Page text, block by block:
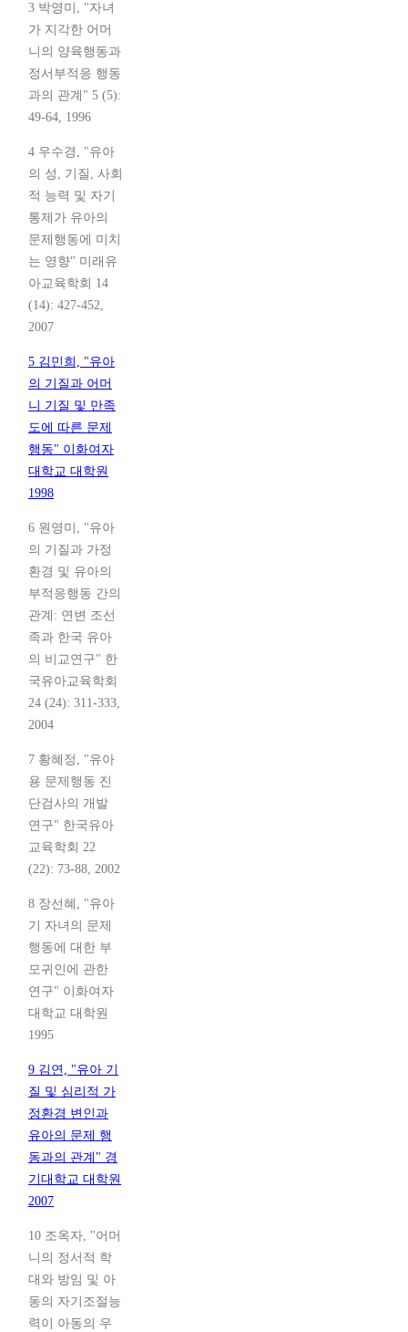
3 박영미, "자녀
가 지각한 어머
니의 양육행동과
정서부적응 행동
과의 관계" 5 (5):
49-64, 1996
4 우수경, "유아
의 성, 기질, 사회
적 능력 및 자기
통제가 유아의
문제행동에 미치
는 영향" 미래유
아교육학회 14
(14): 427-452,
2007
5 김민희, "유아
의 기질과 어머
니 기질 및 만족
도에 따른 문제
행동" 이화여자
대학교 대학원
1998
6 원영미, "유아
의 기질과 가정
환경 및 유아의
부적응행동 간의
관계: 연변 조선
족과 한국 유아
의 비교연구" 한
국유아교육학회
24 (24): 311-333,
2004
7 황혜정, "유아
용 문제행동 진
단검사의 개발
연구" 한국유아
교육학회 22
(22): 73-88, 2002
8 장선혜, "유아
기 자녀의 문제
행동에 대한 부
모귀인에 관한
연구" 이화여자
대학교 대학원
1995
9 김연, "유아 기
질 및 심리적 가
정환경 변인과
유아의 문제 행
동과의 관계" 경
기대학교 대학원
2007
10 조옥자, "어머
니의 정서적 학
대와 방임 및 아
동의 자기조절능
력이 아동의 우